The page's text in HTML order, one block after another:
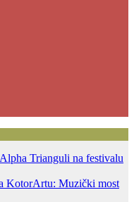
Trianguli na festivalu
KotorArtu: Muzički most